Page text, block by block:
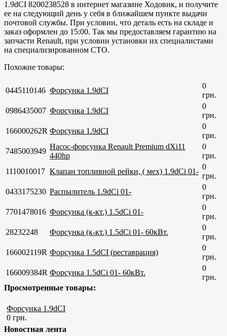
1.9dCI 8200238528 в интернет магазине Ходовик, и получите
ее на следующий день у себя в ближайшем пункте выдачи
почтовой службы. При условии, что деталь есть на складе и
заказ оформлен до 15:00. Так мы предоставляем гарантию на
запчасти Renault, при условии установки их специалистами
на специализированном СТО.
Похожие товары:
0445110146 Форсунка 1.9dCI
0
грн.
0986435007 Форсунка 1.9dCI
0
грн.
166000262R Форсунка 1.9dCI
0
грн.
7485003949
Насос-форсунка Renault Premium dXi11
440hp
0
грн.
1110010017 Клапан топливной рейки, ( мех) 1.9dCi 01-
0
грн.
0433175230 Распылитель 1.9dCi 01-
0
грн.
7701478016 Форсунка (к-кт.) 1.5dCi 01-
0
грн.
28232248
Форсунка (к-кт.) 1.5dCi 01- 60кВт.
0
грн.
166002119R Форсунка 1.5dCI (реставрация)
0
грн.
166009384R Форсунка 1.5dCi 01- 60кВт.
0
грн.
Просмотренные товары:
Форсунка 1.9dCI
0 грн.
Новостная лента